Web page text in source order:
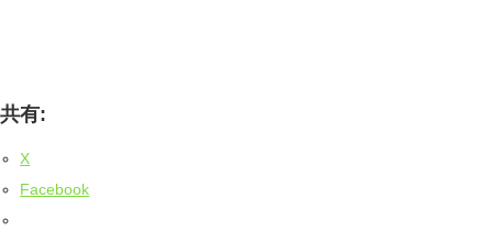
共有:
X
Facebook